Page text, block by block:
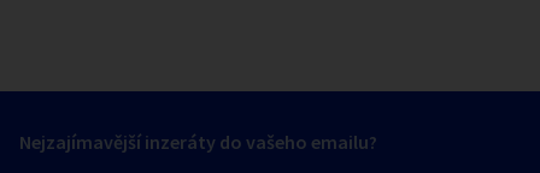
Nejzajímavější inzeráty do vašeho emailu?